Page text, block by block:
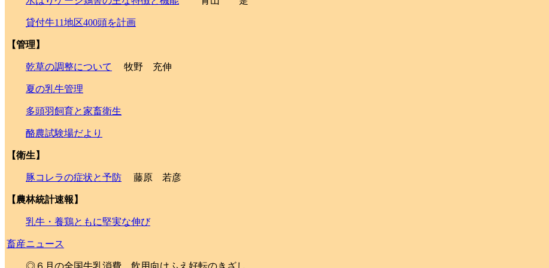
貸付牛11地区400頭を計画
【管理】
乾草の調整について 牧野 充伸
夏の乳牛管理
多頭羽飼育と家畜衛生
酪農試験場だより
【衛生】
豚コレラの症状と予防 藤原 若彦
【農林統計速報】
乳牛・養鶏ともに堅実な伸び
畜産ニュース
◎６月の全国牛乳消費 飲用向けふえ好転のきざし